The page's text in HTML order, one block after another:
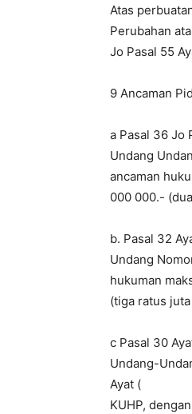
Atas
Perubahan
Jo Pasal 55
9 Ancaman
a Pasal 36 Jo
Undang
ancaman
000 000.-
b. Pasal 32
Undang
hukuman
(tiga ratus
c Pasal 30
Undang-
Ayat (
KUHP,